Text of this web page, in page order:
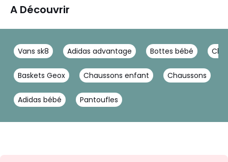
A Découvrir
Vans sk8 Adidas advantage Bottes bébé
Baskets Geox Chaussons enfant Chaussons
Adidas bébé Pantoufles